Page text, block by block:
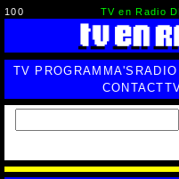
100 TV en Radio
TV PROGRAMMA'S
CONTACT